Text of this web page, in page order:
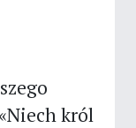
król